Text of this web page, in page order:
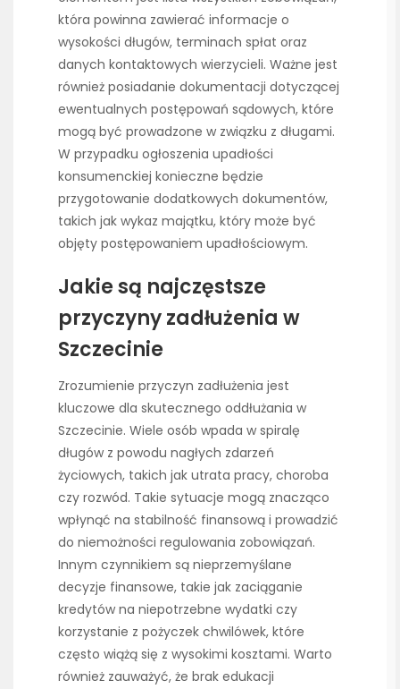
która powinna zawierać informacje o
wysokości długów, terminach spłat oraz
danych kontaktowych wierzycieli. Ważne jest
również posiadanie dokumentacji dotyczącej
ewentualnych postępowań sądowych, które
mogą być prowadzone w związku z długami.
W przypadku ogłoszenia upadłości
konsumenckiej konieczne będzie
przygotowanie dodatkowych dokumentów,
takich jak wykaz majątku, który może być
objęty postępowaniem upadłościowym.
Jakie są najczęstsze
przyczyny zadłużenia w
Szczecinie
Zrozumienie przyczyn zadłużenia jest
kluczowe dla skutecznego oddłużania w
Szczecinie. Wiele osób wpada w spiralę
długów z powodu nagłych zdarzeń
życiowych, takich jak utrata pracy, choroba
czy rozwód. Takie sytuacje mogą znacząco
wpłynąć na stabilność finansową i prowadzić
do niemożności regulowania zobowiązań.
Innym czynnikiem są nieprzemyślane
decyzje finansowe, takie jak zaciąganie
kredytów na niepotrzebne wydatki czy
korzystanie z pożyczek chwilówek, które
często wiążą się z wysokimi kosztami. Warto
również zauważyć, że brak edukacji